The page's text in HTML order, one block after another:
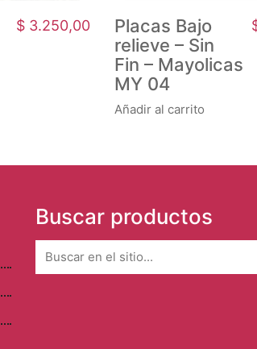
$3.250,00
Placas Bajo
relieve – Sin
Fin – Mayolicas
MY 04
Añadir al carrito
Buscar productos
for: